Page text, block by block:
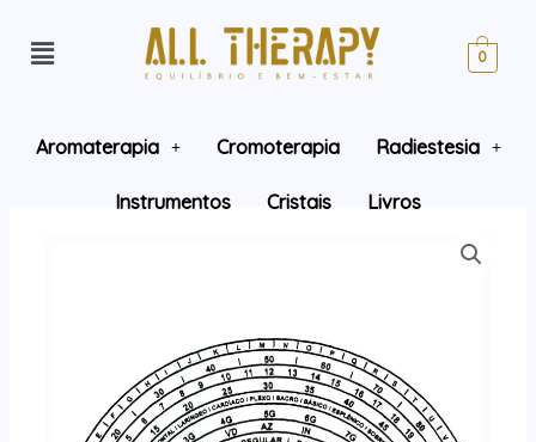
0
Aromaterapia Cromoterapia Radiestesia
Instrumentos Cristais Livros